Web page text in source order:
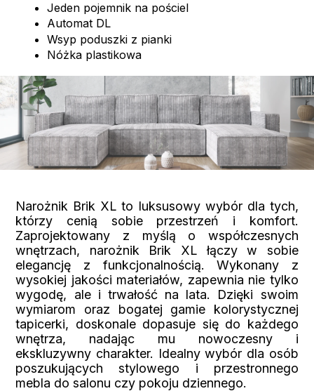
Jeden pojemnik na pościel
Automat DL
Wsyp poduszki z pianki
Nóżka plastikowa
Narożnik Brik XL to luksusowy wybór dla tych,
którzy cenią sobie przestrzeń i komfort.
Zaprojektowany z myślą o współczesnych
wnętrzach, narożnik Brik XL łączy w sobie
elegancję z funkcjonalnością. Wykonany z
wysokiej jakości materiałów, zapewnia nie tylko
wygodę, ale i trwałość na lata. Dzięki swoim
wymiarom oraz bogatej gamie kolorystycznej
tapicerki, doskonale dopasuje się do każdego
wnętrza, nadając mu nowoczesny i
ekskluzywny charakter. Idealny wybór dla osób
poszukujących stylowego i przestronnego
mebla do salonu czy pokoju dziennego.